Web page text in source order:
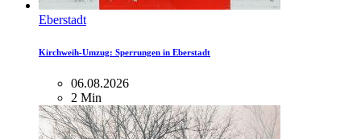
Eberstadt
Kirchweih-Umzug: Sperrungen in Eberstadt
06.08.2026
2 Min